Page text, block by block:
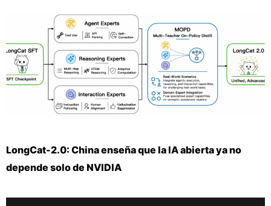
LongCat-2.0: China enseña que la IA abierta ya no
depende solo de NVIDIA